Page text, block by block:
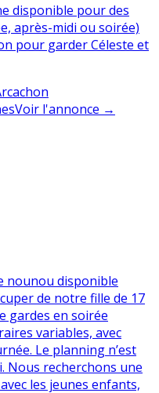
disponible pour des
après-midi ou soirée)
pour garder Céleste et
Voir l'annonce →
nounou disponible
de notre fille de 17
gardes en soirée
variables, avec
Le planning n’est
Nous recherchons une
les jeunes enfants,